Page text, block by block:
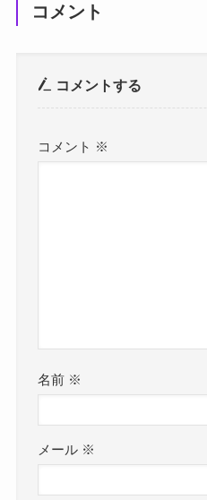
コメント
コメントする
コメント ※
名前 ※
メール ※